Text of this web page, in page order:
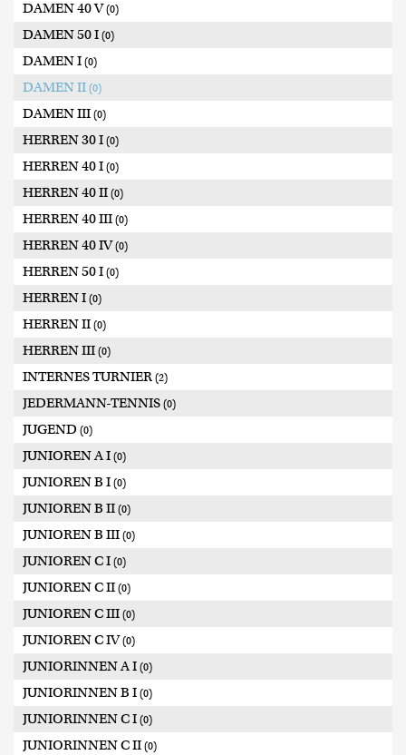
DAMEN 40 V(0)
DAMEN 50 I (0)
DAMEN I (0)
DAMEN II (0)
DAMEN III (0)
HERREN 30 I (0)
HERREN 40 I (0)
HERREN 40 II (0)
HERREN 40 III (0)
HERREN 40 IV(0)
HERREN 50 I (0)
HERREN I (0)
HERREN II (0)
HERREN III (0)
INTERNES TURNIER (2)
JEDERMANN-TENNIS (0)
JUGEND (0)
JUNIOREN A I (0)
JUNIOREN B I (0)
JUNIOREN B II (0)
JUNIOREN B III (0)
JUNIOREN C I (0)
JUNIOREN C II (0)
JUNIOREN C III (0)
JUNIOREN C IV(0)
JUNIORINNEN A I (0)
JUNIORINNEN B I (0)
JUNIORINNEN C I (0)
JUNIORINNEN C II (0)